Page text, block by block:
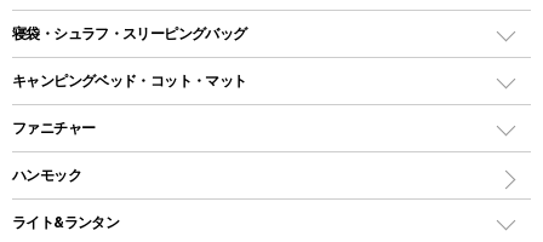
テント
ツールームテント
ワンポールテント
シェルターテント
寝袋・シュラフ・スリーピングバッグ
レクタングラー型（封筒型）シュラフ
インナーシュラフ
キャンピングベッド・コット・マット
キャンピングベッド・コット
インフレータブルマット
ファニチャー
アウトドアテーブル
ハンモック
ライト&ランタン